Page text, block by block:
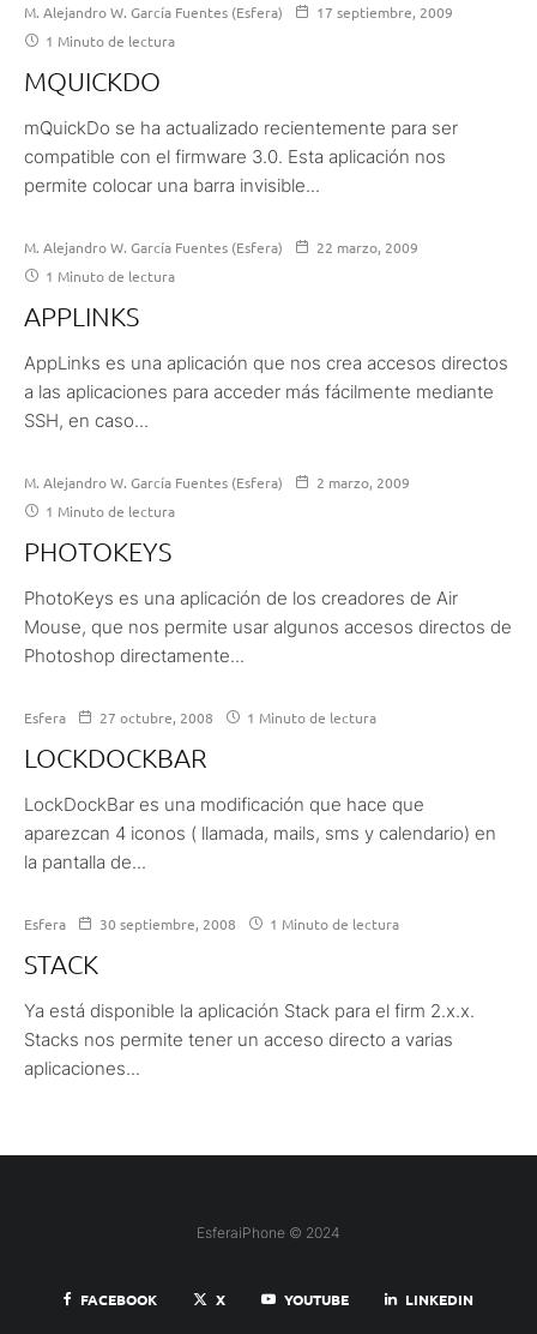
M. Alejandro W. García Fuentes (Esfera)
17 septiembre, 2009
1 Minuto de lectura
MQUICKDO
mQuickDo se ha actualizado recientemente para ser
compatible con el firmware 3.0. Esta aplicación nos
permite colocar una barra invisible...
M. Alejandro W. García Fuentes (Esfera)
22 marzo, 2009
1 Minuto de lectura
APPLINKS
AppLinks es una aplicación que nos crea accesos directos
a las aplicaciones para acceder más fácilmente mediante
SSH, en caso...
M. Alejandro W. García Fuentes (Esfera)
2 marzo, 2009
1 Minuto de lectura
PHOTOKEYS
PhotoKeys es una aplicación de los creadores de Air
Mouse, que nos permite usar algunos accesos directos de
Photoshop directamente...
Esfera 27 octubre, 2008 1 Minuto de lectura
LOCKDOCKBAR
LockDockBar es una modificación que hace que
aparezcan 4 iconos ( llamada, mails, sms y calendario) en
la pantalla de...
Esfera 30 septiembre, 2008 1 Minuto de lectura
STACK
Ya está disponible la aplicación Stack para el firm 2.x.x.
Stacks nos permite tener un acceso directo a varias
aplicaciones...
EsferaiPhone © 2024
FACEBOOK X YOUTUBE LINKEDIN